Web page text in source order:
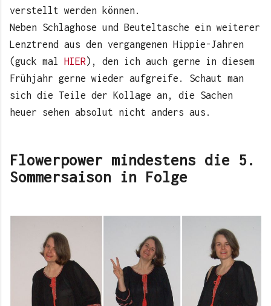
verstellt werden können.
Neben Schlaghose und Beuteltasche ein weiterer
Lenztrend aus den vergangenen Hippie-Jahren
(guck mal HIER), den ich auch gerne in diesem
Frühjahr gerne wieder aufgreife. Schaut man
sich die Teile der Kollage an, die Sachen
heuer sehen absolut nicht anders aus.
Flowerpower mindestens die 5.
Sommersaison in Folge